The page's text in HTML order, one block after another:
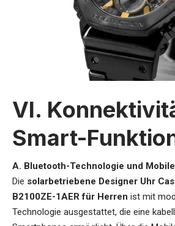
VI.
Smart-
A. Bluetooth-Technologie und
Die solarbetriebene Designer Uhr
B2100ZE-1AER für Herren ist mit
Technologie ausgestattet, die eine